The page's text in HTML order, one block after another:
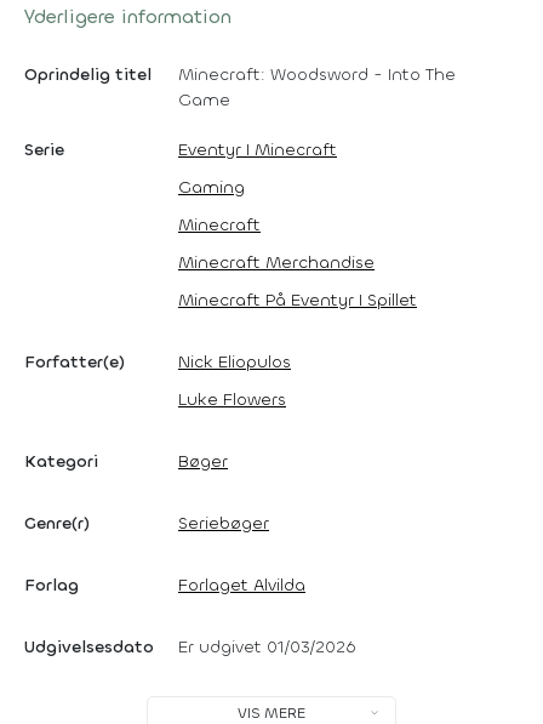
Yderligere information
Oprindelig titel
Minecraft: Woodsword - Into The
Game
Serie
Eventyr I Minecraft
Gaming
Minecraft
Minecraft Merchandise
Minecraft På Eventyr I Spillet
Forfatter(e)
Nick Eliopulos
Luke Flowers
Kategori Bøger
Genre(r) Seriebøger
Forlag Forlaget Alvilda
Udgivelsesdato Er udgivet 01/03/2026
VIS MERE